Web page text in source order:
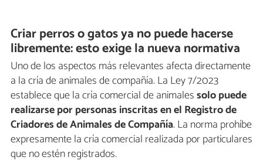
Criar perros o gatos ya no puede hacerse
libremente: esto exige la nueva normativa
Uno de los aspectos más relevantes afecta directamente
a la cría de animales de compañía. La Ley 7/2023
establece que la cría comercial de animalessolo puede
realizarse por personas inscritas en el Registro de
Criadores de Animales de Compañía. La norma prohíbe
expresamente la cría comercial realizada por particulares
que no estén registrados.